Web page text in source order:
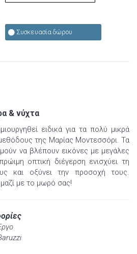
Συσκευασία δώρου
& νύχτα
ειδικά για τα πολύ μικρά
της Μαρίας Μοντεσσόρι. Τα
να βλέπουν εικόνες με μεγάλες
οπτική διέγερση ενισχύει τη
και οξύνει την προσοχή τους.
με το μωρό σας!